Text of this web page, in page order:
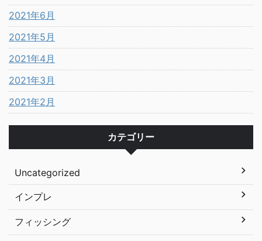
2021年6月
2021年5月
2021年4月
2021年3月
2021年2月
カテゴリー
Uncategorized
インプレ
フィッシング